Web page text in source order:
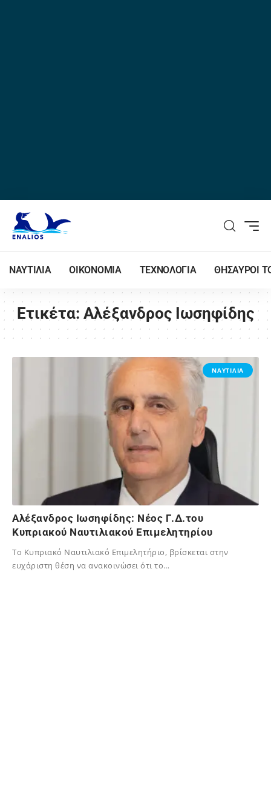
ΝΑΥΤΙΛΙΑ ΟΙΚΟΝΟΜΙΑ ΤΕΧΝΟΛΟΓΙΑ ΘΗΣΑΥΡΟΙ
Ετικέτα: Αλέξανδρος Ιωσηφίδης
ΝΑΥΤΙΛΙΑ
Αλέξανδρος Ιωσηφίδης: Νέος Γ.Δ.του
Κυπριακού Ναυτιλιακού Επιμελητηρίου
Το Κυπριακό Ναυτιλιακό Επιμελητήριο, βρίσκεται στην
ευχάριστη θέση να ανακοινώσει ότι το…